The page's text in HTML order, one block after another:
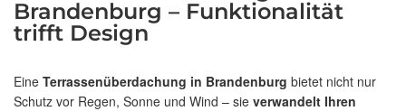
Brandenburg – Funktionalität
trifft Design
Eine Terrassenüberdachung in Brandenburg bietet nicht nur
Schutz vor Regen, Sonne und Wind – sie verwandelt Ihren